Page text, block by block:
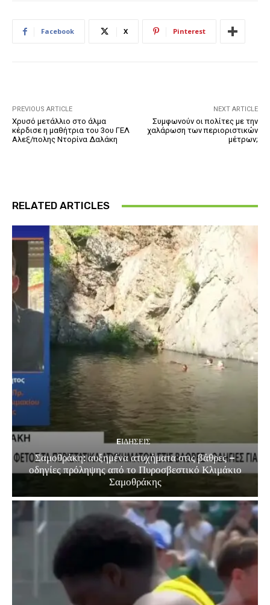
Facebook X Pinterest
PREVIOUS ARTICLE
Χρυσό μετάλλιο στο άλμα
κέρδισε η μαθήτρια του 3ου ΓΕΛ
Αλεξ/πολης Ντορίνα Δαλάκη
NEXT ARTICLE
Συμφωνούν οι πολίτες με την
χαλάρωση των περιοριστικών
μέτρων;
RELATED ARTICLES
EΙΔΗΣΕΙΣ
Σαμοθράκη: αυξημένα ατυχήματα στις βάθρες –
οδηγίες πρόληψης από το Πυροσβεστικό Κλιμάκιο
Σαμοθράκης